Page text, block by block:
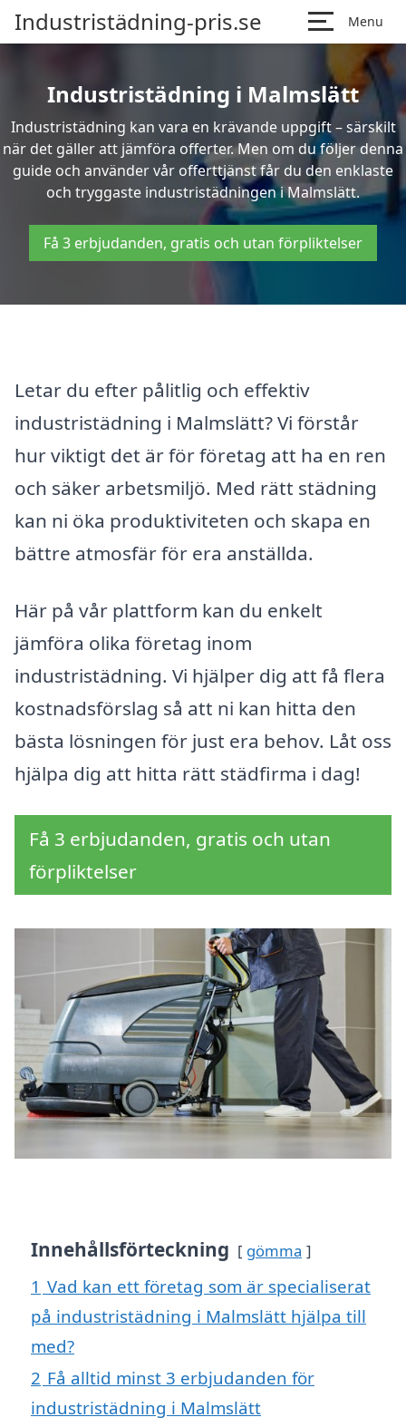
Industristädning-pris.se Menu
Industristädning i Malmslätt
Industristädning kan vara en krävande uppgift – särskilt
när det gäller att jämföra offerter. Men om du följer denna
guide och använder vår offerttjänst får du den enklaste
och tryggaste industristädningen i Malmslätt.
Få 3 erbjudanden, gratis och utan förpliktelser
Letar du efter pålitlig och effektiv
industristädning i Malmslätt? Vi förstår
hur viktigt det är för företag att ha en ren
och säker arbetsmiljö. Med rätt städning
kan ni öka produktiviteten och skapa en
bättre atmosfär för era anställda.
Här på vår plattform kan du enkelt
jämföra olika företag inom
industristädning. Vi hjälper dig att få flera
kostnadsförslag så att ni kan hitta den
bästa lösningen för just era behov. Låt oss
hjälpa dig att hitta rätt städfirma i dag!
Få 3 erbjudanden, gratis och utan
förpliktelser
Innehållsförteckning gömma
1 Vad kan ett företag som är specialiserat
på industristädning i Malmslätt hjälpa till
med?
2 Få alltid minst 3 erbjudanden för
industristädning i Malmslätt